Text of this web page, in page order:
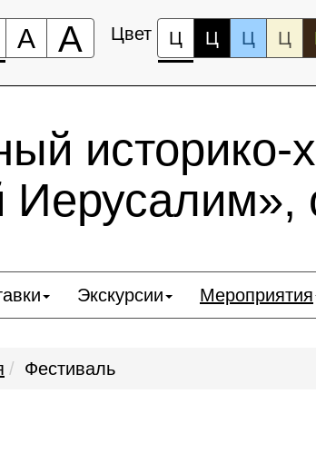
А А Цвет Ц Ц Ц Ц
Иерусалим»,
Экскурсии Мероприятия
Фестиваль